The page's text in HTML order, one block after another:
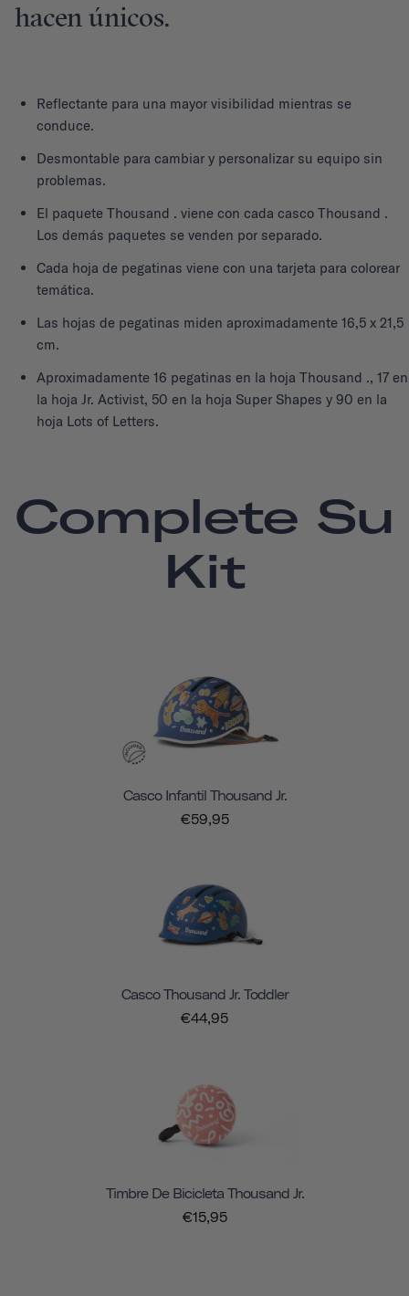
hacen únicos.
Reflectante para una mayor visibilidad mientras se
conduce.
Desmontable para cambiar y personalizar su equipo sin
problemas.
El paquete Thousand . viene con cada casco Thousand .
Los demás paquetes se venden por separado.
Cada hoja de pegatinas viene con una tarjeta para colorear
temática.
Las hojas de pegatinas miden aproximadamente 16,5 x 21,5
cm.
Aproximadamente 16 pegatinas en la hoja Thousand ., 17 en
la hoja Jr. Activist, 50 en la hoja Super Shapes y 90 en la
hoja Lots of Letters.
Complete Su
Kit
Casco Infantil Thousand Jr.
€59,95
Casco Thousand Jr. Toddler
€44,95
Timbre De Bicicleta Thousand Jr.
€15,95